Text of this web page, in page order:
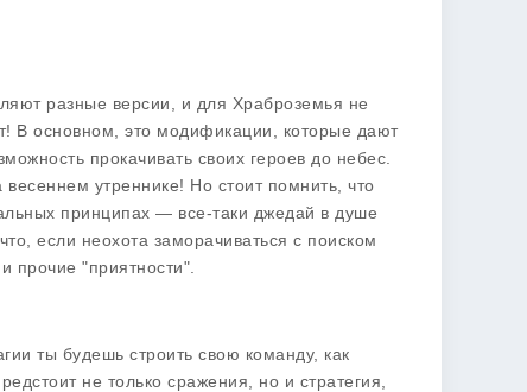
разные версии, и для Храброземья не
В основном, это модификации, которые дают
прокачивать своих героев до небес.
утреннике! Но стоит помнить, что
принципах — все-таки джедай в душе
если неохота заморачиваться с поиском
прочие "приятности".
ты будешь строить свою команду, как
не только сражения, но и стратегия,